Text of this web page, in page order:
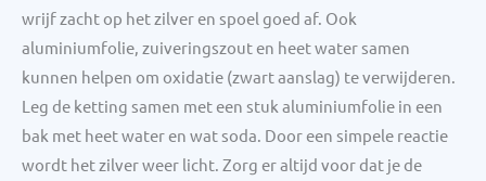
wrijf zacht op het zilver en spoel goed af. Ook
aluminiumfolie, zuiveringszout en heet water samen
kunnen helpen om oxidatie (zwart aanslag) te verwijderen.
Leg de ketting samen met een stuk aluminiumfolie in een
bak met heet water en wat soda. Door een simpele reactie
wordt het zilver weer licht. Zorg er altijd voor dat je de